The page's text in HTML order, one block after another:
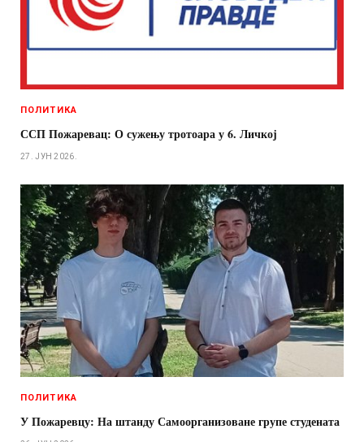
ПОЛИТИКА
ССП Пожаревац: О сужењу тротоара у 6. Личкој
27. ЈУН 2026.
ПОЛИТИКА
У Пожаревцу: На штанду Самоорганизоване групе студената